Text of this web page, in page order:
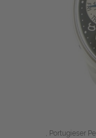
, Portugieser